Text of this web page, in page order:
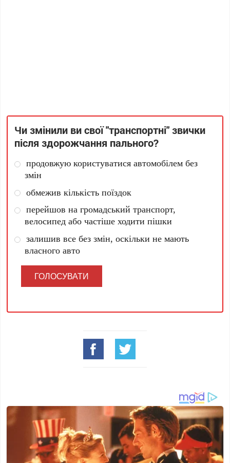
Чи змінили ви свої "транспортні" звички
після здорожчання пального?
продовжую користуватися автомобілем без
змін
обмежив кількість поїздок
перейшов на громадський транспорт,
велосипед або частіше ходити пішки
залишив все без змін, оскільки не мають
власного авто